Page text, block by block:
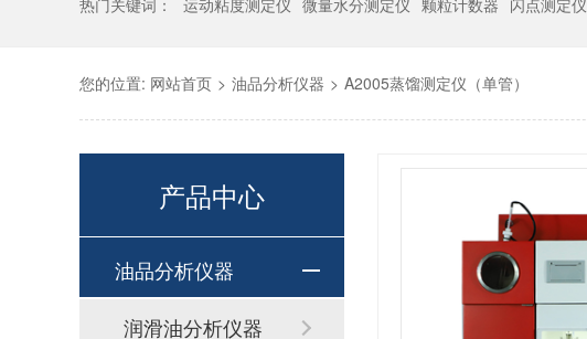
热门关键词： 运动粘度测定仪 微量水分测定仪 颗粒计数器 闪点测定仪
您的位置: 网站首页 > 油品分析仪器 > A2005蒸馏测定仪（单管）
产品中心
油品分析仪器
润滑油分析仪器